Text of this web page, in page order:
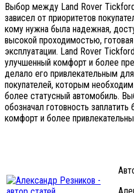
Выбор между Land Rover
зависел от приоритетов
кому нужна была надежная,
высокой проходимостью,
эксплуатации. Land Rover
улучшенный комфорт и более
делало его привлекательным
покупателей, которым
более статусный автомобиль.
обозначал готовность
комфорт и более